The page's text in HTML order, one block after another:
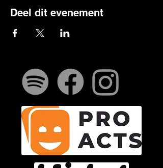
Deel dit evenement